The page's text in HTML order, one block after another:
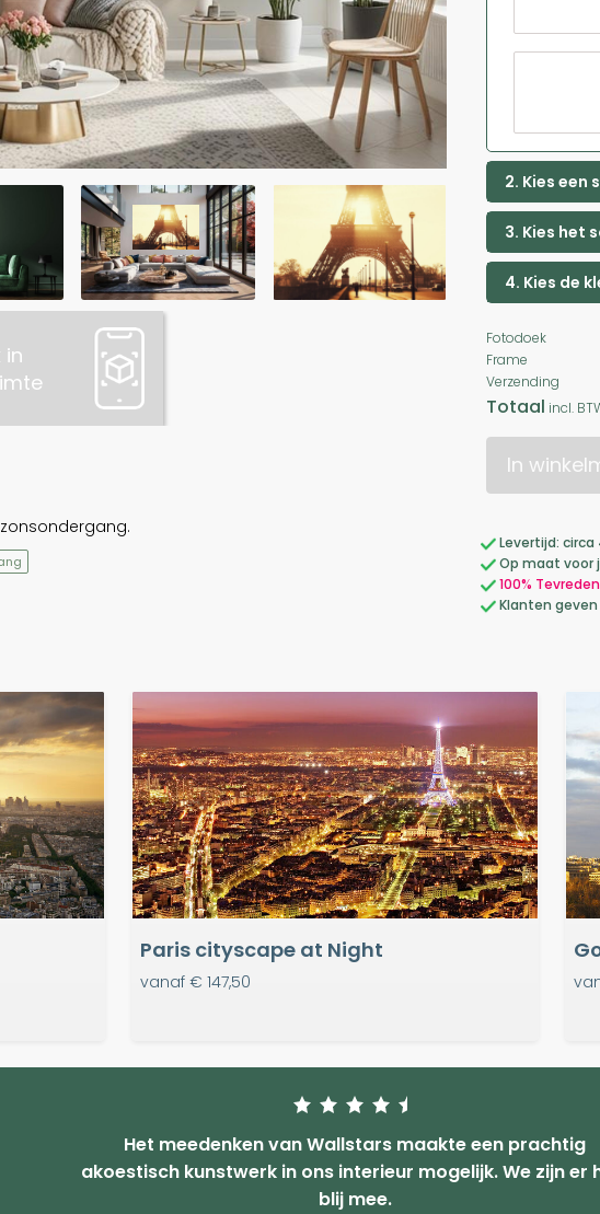
in
2. Kies een
3. Kies het
4. Kies de
Fotodoek
Frame
Verzending
Totaal incl.
In
Levertijd:
Op maat voor
100%
Klanten
Paris cityscape at Night
vanaf € 147,50
Het meedenken van Wallstars maakte een prachtig
akoestisch kunstwerk in ons interieur mogelijk. We zijn er
blij mee.